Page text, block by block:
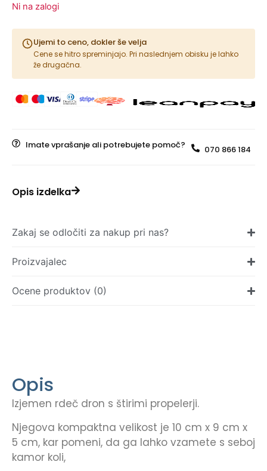
Ni na zalogi
Ujemi to ceno, dokler še velja
Cene se hitro spreminjajo. Pri naslednjem obisku je lahko
že drugačna.
Imate vprašanje ali potrebujete pomoč? 070 866 184
Opis izdelka
Zakaj se odločiti za nakup pri nas?
Proizvajalec
Ocene produktov (0)
Opis
Izjemen rdeč dron s štirimi propelerji.
Njegova kompaktna velikost je 10 cm x 9 cm x
5 cm, kar pomeni, da ga lahko vzamete s seboj
kamor koli,